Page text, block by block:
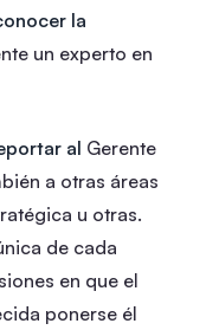
la
un experto en
al Gerente
a otras áreas
u otras.
de cada
en que el
ponerse él